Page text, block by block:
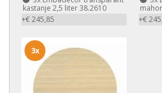
kastanje 2,5 liter 38.2610
+€ 245,85
+€
3x